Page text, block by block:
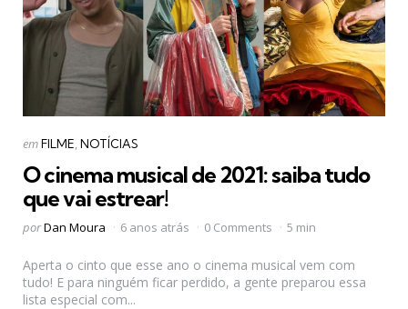
Categorias
Postado
emFILME NOTÍCIAS
O cinema musical de 2021: saiba tudo
que vai estrear!
Postado
porDan Moura 6 anos atrás 0 Comments 5 min
Aperta o cinto que esse ano o cinema musical vem com
tudo! E para ninguém ficar perdido, a gente preparou essa
lista especial com...